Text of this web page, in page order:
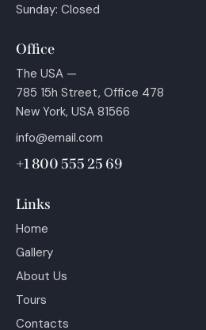
Sunday: Closed
Office
The USA —
785 15h Street, Office 478
New York, USA 81566
info@email.com
+1 800 555 25 69
Links
Home
Gallery
About Us
Tours
Contacts